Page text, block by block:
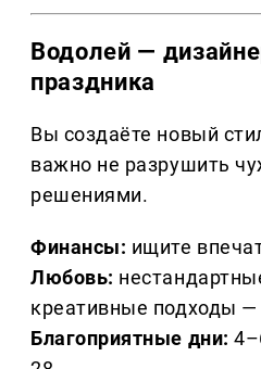
Водолей —
праздника
Вы создаёте новый
важно не разрушить
решениями.
Финансы: ищите
Любовь:
креативные подходы
Благоприятные дни: